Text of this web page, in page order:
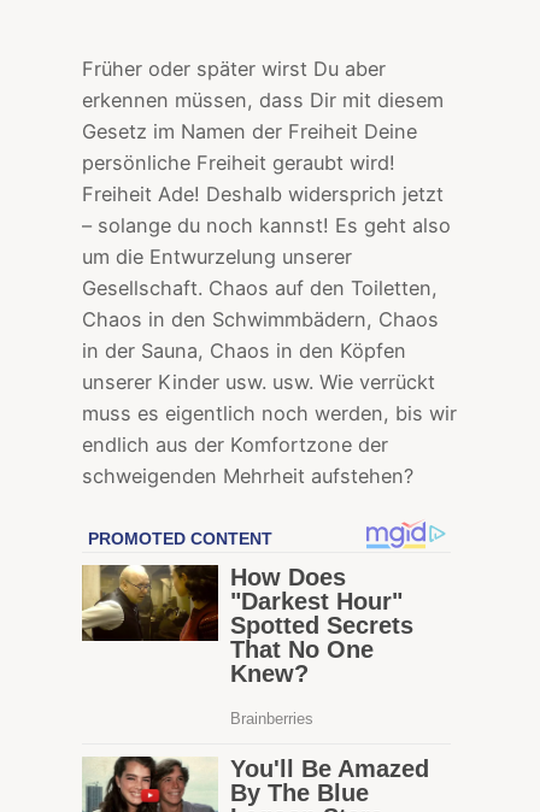
Früher oder später wirst Du aber
erkennen müssen, dass Dir mit diesem
Gesetz im Namen der Freiheit Deine
persönliche Freiheit geraubt wird!
Freiheit Ade! Deshalb widersprich jetzt
– solange du noch kannst! Es geht also
um die Entwurzelung unserer
Gesellschaft. Chaos auf den Toiletten,
Chaos in den Schwimmbädern, Chaos
in der Sauna, Chaos in den Köpfen
unserer Kinder usw. usw. Wie verrückt
muss es eigentlich noch werden, bis wir
endlich aus der Komfortzone der
schweigenden Mehrheit aufstehen?